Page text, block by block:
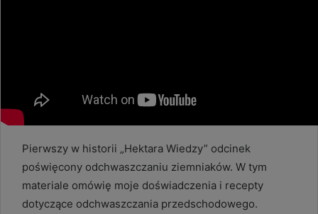
Pierwszy w historii „Hektara Wiedzy” odcinek
poświęcony odchwaszczaniu ziemniaków. W tym
materiale omówię moje doświadczenia i recepty
dotyczące odchwaszczania przedschodowego.